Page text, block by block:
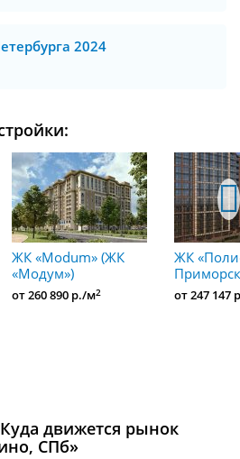
2024
ЖК «Modum» (ЖК
«Модум»)
от 260 890 р./м2
ЖК
от 247 147
движется рынок
СПб»